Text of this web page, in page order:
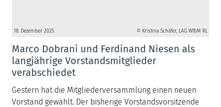
18. Dezember 2025 © Kristina Schäfer, LAG WfbM RL
Marco Dobrani und Ferdinand Niesen als
langjährige Vorstandsmitglieder
verabschiedet
Gestern hat die Mitgliederversammlung einen neuen
Vorstand gewählt. Der bisherige Vorstandsvorsitzende